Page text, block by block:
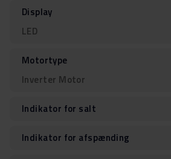
Display
LED
Motortype
Inverter Motor
Indikator for salt
Indikator for afspænding